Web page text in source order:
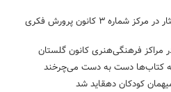
«سفر چهل‌روزه»؛ روایت عشق و ایثار در مرکز شماره ۳ کانون پرورش فکری
مراکز فرهنگی‌هنری کانون گلستان
که کتاب‌ها دست به دست می‌چرخند
کودکان دهقاید شد